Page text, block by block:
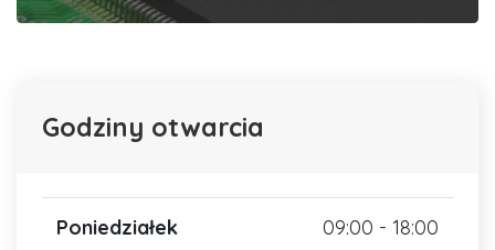
Godziny otwarcia
Poniedziałek 09:00 - 18:00